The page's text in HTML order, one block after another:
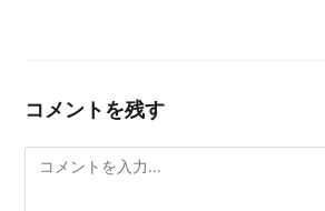
コメントを残す